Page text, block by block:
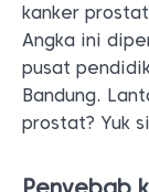
kanker
Angka ini
pusat
Bandung.
prostat? Yuk